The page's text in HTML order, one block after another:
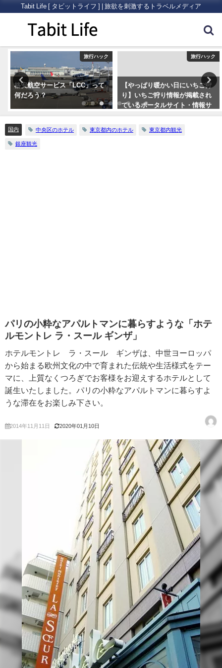
Tabit Life [ タビットライフ ] | 旅欲を刺激するトラベルメディア
旅行ハック
格安航空サービス「LCC」って
何だろう？
旅行ハック
【やっぱり暖かい日にいちご狩
り】いちご狩り情報が掲載され
ているポータルサイト・情報サ
イトまとめ5つ
国内 中央区のホテル 東京都内のホテル 東京都内観光
銀座観光
パリの小粋なアパルトマンに暮らすような「ホテ
ルモントレ ラ・スール ギンザ」
ホテルモントレ ラ・スール ギンザは、中世ヨーロッパ
から始まる欧州文化の中で育まれた伝統や生活様式をテー
マに、上質なくつろぎでお客様をお迎えするホテルとして
誕生いたしました。パリの小粋なアパルトマンに暮らすよ
うな滞在をお楽しみ下さい。
2014年11月11日 2020年01月10日